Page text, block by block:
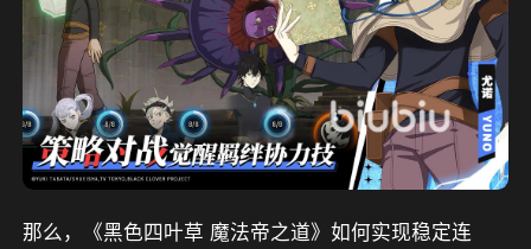
那么，《黑色四叶草 魔法帝之道》如何实现稳定连